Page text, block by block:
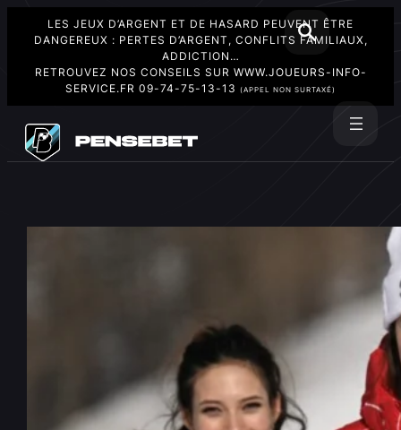
LES JEUX D’ARGENT ET DE HASARD PEUVENT ÊTRE
DANGEREUX : PERTES D’ARGENT, CONFLITS FAMILIAUX,
ADDICTION…
RETROUVEZ NOS CONSEILS SUR WWW.JOUEURS-INFO-
SERVICE.FR 09-74-75-13-13 (APPEL NON SURTAXÉ)
contenu